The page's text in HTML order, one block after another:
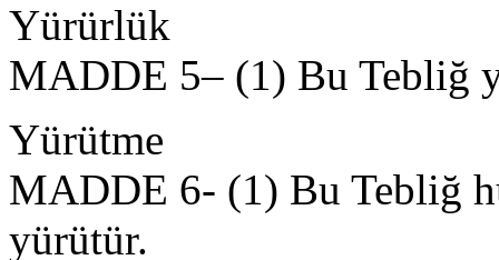
Yürürlük
MADDE 5– (1) Bu Tebliğ
Yürütme
MADDE 6- (1) Bu Tebliğ
yürütür.